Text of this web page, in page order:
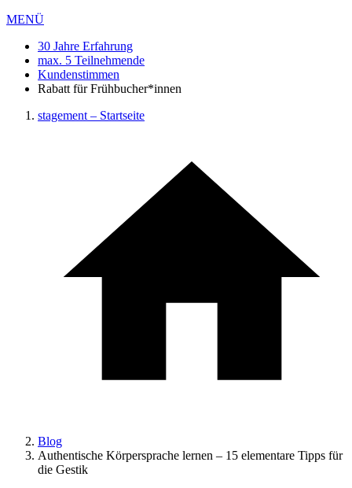
MENÜ
30 Jahre Erfahrung
max. 5 Teilnehmende
Kundenstimmen
Rabatt für Frühbucher*innen
stagement – Startseite
Blog
Authentische Körpersprache lernen – 15 elementare Tipps für
die Gestik